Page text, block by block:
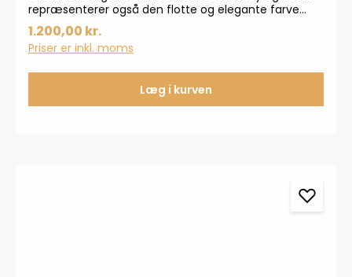
repræsenterer også den flotte og elegante farve
øreringene har fået. Øreringene præsenterer sig
elegant og feminint med sine pear birolette sleben
krystaller og de ovale cubiske zirkonia. Øreringene ses
1.200,00 kr.
Priser er inkl. moms
Læg i kurven